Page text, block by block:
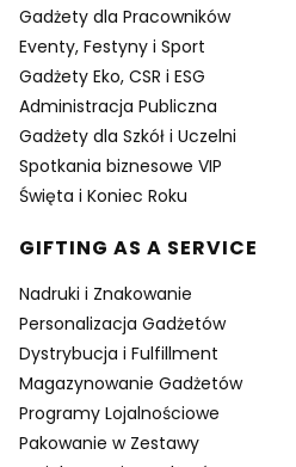
Gadżety dla Pracowników
Eventy, Festyny i Sport
Gadżety Eko, CSR i ESG
Administracja Publiczna
Gadżety dla Szkół i Uczelni
Spotkania biznesowe VIP
Święta i Koniec Roku
GIFTING AS A SERVICE
Nadruki i Znakowanie
Personalizacja Gadżetów
Dystrybucja i Fulfillment
Magazynowanie Gadżetów
Programy Lojalnościowe
Pakowanie w Zestawy